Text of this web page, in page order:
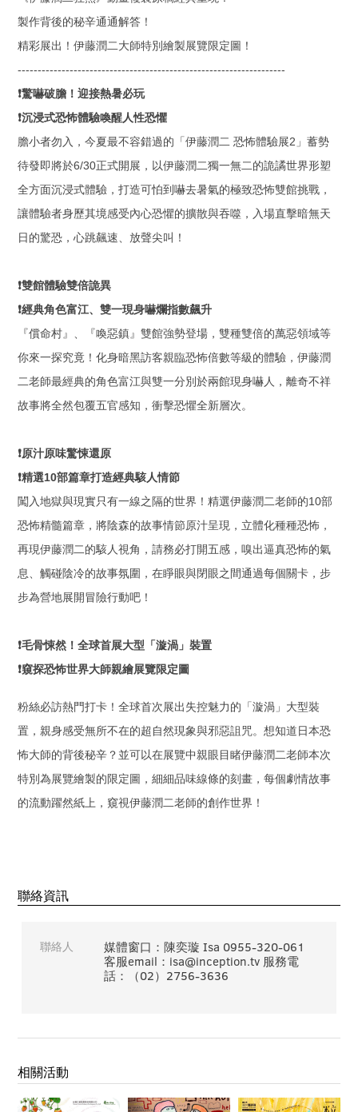
製作背後的秘辛通通解答！
精彩展出！伊藤潤二大師特別繪製展覽限定圖！
-------------------------------------------------------------------
❗驚嚇破膽！迎接熱暑必玩
❗沉浸式恐怖體驗喚醒人性恐懼
膽小者勿入，今夏最不容錯過的「伊藤潤二 恐怖體驗展2 」蓄勢
待發即將於6/30正式開展，以伊藤潤二獨一無二的詭譎世界形塑
全方面沉浸式體驗，打造可怕到嚇去暑氣的極致恐怖雙館挑戰，
讓體驗者身歷其境感受內心恐懼的擴散與吞噬，入場直擊暗無天
日的驚恐，心跳飆速、放聲尖叫！
❗雙館體驗雙倍詭異
❗經典角色富江、雙一現身嚇爛指數飆升
『償命村』、『喚惡鎮』雙館強勢登場，雙種雙倍的萬惡領域等
你來一探究竟！化身暗黑訪客親臨恐怖倍數等級的體驗，伊藤潤
二老師最經典的角色富江與雙一分別於兩館現身嚇人，離奇不祥
故事將全然包覆五官感知，衝擊恐懼全新層次。
❗原汁原味驚悚還原
❗精選10部篇章打造經典駭人情節
闖入地獄與現實只有一線之隔的世界！精選伊藤潤二老師的10部
恐怖精髓篇章，將陰森的故事情節原汁呈現，立體化種種恐怖，
再現伊藤潤二的駭人視角，請務必打開五感，嗅出逼真恐怖的氣
息、觸碰陰冷的故事氛圍，在睜眼與閉眼之間通過每個關卡，步
步為營地展開冒險行動吧！
❗毛骨悚然！全球首展大型「漩渦」裝置
❗窺探恐怖世界大師親繪展覽限定圖
粉絲必訪熱門打卡！全球首次展出失控魅力的「漩渦」大型裝
置，親身感受無所不在的超自然現象與邪惡詛咒。想知道日本恐
怖大師的背後秘辛？並可以在展覽中親眼目睹伊藤潤二老師本次
特別為展覽繪製的限定圖，細細品味線條的刻畫，每個劇情故事
的流動躍然紙上，窺視伊藤潤二老師的創作世界！
聯絡資訊
聯絡人
媒體窗口：陳奕璇 Isa 0955-320-061
客服email：isa@inception.tv 服務電
話：（02）2756-3636
相關活動